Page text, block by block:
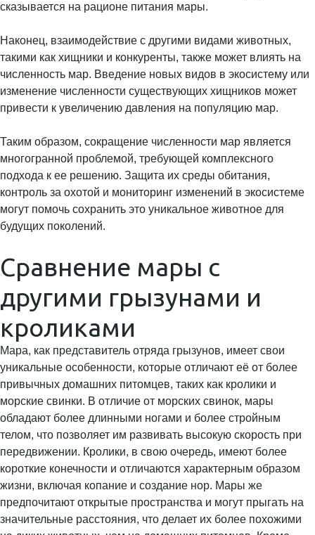
сказывается на рационе питания мары.
Наконец, взаимодействие с другими видами животных,
такими как хищники и конкуренты, также может влиять на
численность мар. Введение новых видов в экосистему или
изменение численности существующих хищников может
привести к увеличению давления на популяцию мар.
Таким образом, сокращение численности мар является
многогранной проблемой, требующей комплексного
подхода к ее решению. Защита их среды обитания,
контроль за охотой и мониторинг изменений в экосистеме
могут помочь сохранить это уникальное животное для
будущих поколений.
Сравнение мары с
другими грызунами и
кроликами
Мара, как представитель отряда грызунов, имеет свои
уникальные особенности, которые отличают её от более
привычных домашних питомцев, таких как кролики и
морские свинки. В отличие от морских свинок, мары
обладают более длинными ногами и более стройным
телом, что позволяет им развивать высокую скорость при
передвижении. Кролики, в свою очередь, имеют более
короткие конечности и отличаются характерным образом
жизни, включая копание и создание нор. Мары же
предпочитают открытые пространства и могут прыгать на
значительные расстояния, что делает их более похожими